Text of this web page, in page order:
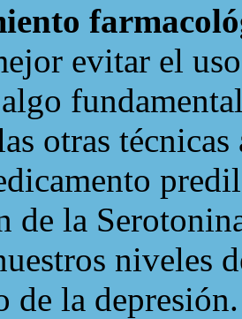
evitar el
otras
de la
niveles
de la depresión.